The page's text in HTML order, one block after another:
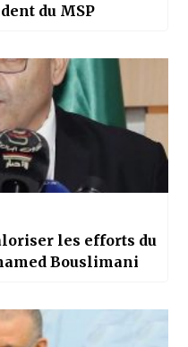
du MSP
les efforts du
Bouslimani